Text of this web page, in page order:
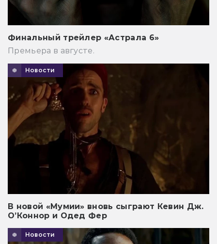
Финальный трейлер «Астрала 6»
Премьера в августе.
Новости
В новой «Мумии» вновь сыграют Кевин Дж.
О’Коннор и Одед Фер
Новости